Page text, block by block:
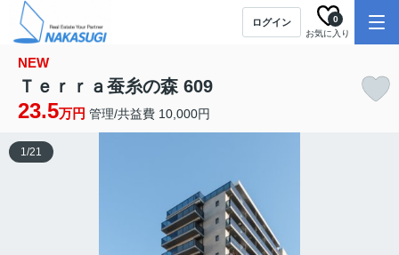
ログイン
お気に入り
0
NEW
Ｔｅｒｒａ蚕糸の森 609
23.5万円 管理/共益費 10,000円
1/21